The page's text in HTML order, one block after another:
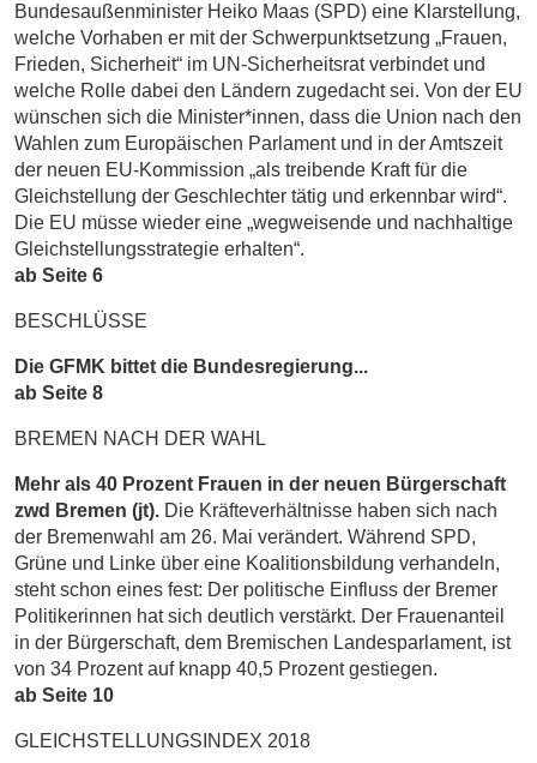
Bundesaußenminister Heiko Maas (SPD) eine Klarstellung,
welche Vorhaben er mit der ­Schwerpunktsetzung „Frauen,
Frieden, Sicherheit“ im UN-Sicherheitsrat verbindet und
welche Rolle dabei den Ländern zugedacht sei. Von der EU
wünschen sich die Minister*innen, dass die Union nach den
Wahlen zum Europäischen Parlament und in der Amtszeit
der neuen EU-Kommission „als treibende Kraft für die
Gleichstellung der Geschlechter tätig und erkennbar wird“.
Die EU müsse wieder eine „wegweisende und nachhaltige
Gleichstellungsstrategie erhalten“.
ab Seite 6
BESCHLÜSSE
Die GFMK bittet die Bundesregierung...
ab Seite 8
BREMEN NACH DER WAHL
Mehr als 40 Prozent Frauen in der neuen Bürgerschaft
zwd Bremen (jt). Die Kräfteverhältnisse haben sich nach
der Bremenwahl am 26. Mai verändert. Während SPD,
Grüne und Linke über eine Koalitionsbildung verhandeln,
steht schon eines fest: Der politische Einfluss der Bremer
Politikerinnen hat sich deutlich verstärkt. Der Frauenanteil
in der Bürgerschaft, dem Bremischen Landesparlament, ist
von 34 Prozent auf knapp 40,5 Prozent gestiegen.
ab Seite 10
GLEICHSTELLUNGSINDEX 2018